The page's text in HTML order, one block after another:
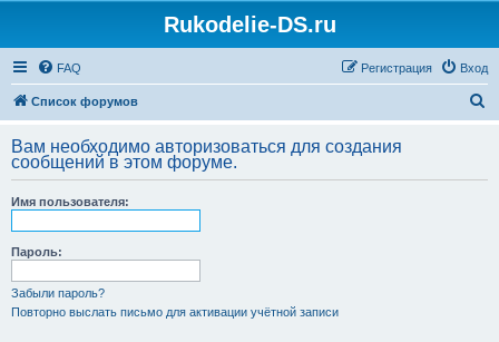
Rukodelie-DS.ru
FAQ Вход
Регистрация
Список форумов
с
Вам необходимо авторизоваться для создания
сообщений в этом форуме.
Имя пользователя:
Пароль:
Забыли пароль?
Повторно выслать письмо для активации учётной записи